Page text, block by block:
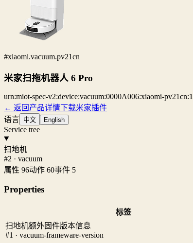
#xiaomi.vacuum.pv21cn
米家扫拖机器人 6 Pro
urn:miot-spec-v2:device:vacuum:0000A006:xiaomi-pv21cn:1
← 返回产品详情下载米家插件
语言 中文 English
Service tree
扫地机
#2 · vacuum
属性 96动作 60事件 5
Properties
标签
扫地机额外固件版本信息
#1 · vacuum-frameware-version